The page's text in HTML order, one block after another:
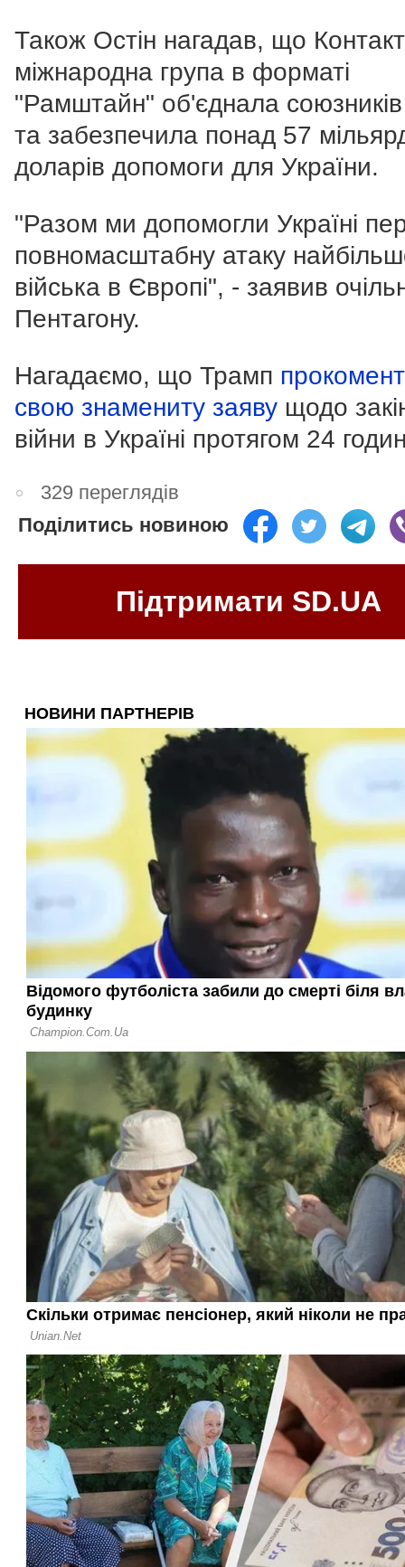
Також Остін нагадав, що
міжнародна група в форматі
"Рамштайн" об'єднала
та забезпечила понад 57
доларів допомоги для України.
"Разом ми допомогли Україні
повномасштабну атаку
війська в Європі", - заявив
Пентагону.
Нагадаємо, що Трамп
свою знамениту заяву щодо
війни в Україні протягом 24
329 переглядів
Поділитись новиною
Підтримати SD.UA